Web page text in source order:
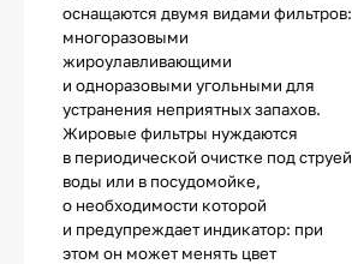
оснащаются двумя видами фильтров:
многоразовыми
жироулавливающими
и одноразовыми угольными для
устранения неприятных запахов.
Жировые фильтры нуждаются
в периодической очистке под струей
воды или в посудомойке,
о необходимости которой
и предупреждает индикатор: при
этом он может менять цвет